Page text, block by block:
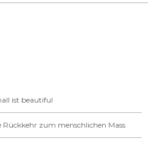
ist beautiful
Rückkehr zum menschlichen Mass